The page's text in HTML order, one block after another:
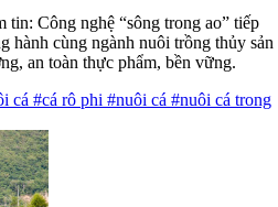
tin: Công nghệ “sông trong ao” tiếp
hành cùng ngành nuôi trồng thủy sản
an toàn thực phẩm, bền vững.
cá #cá rô phi #nuôi cá #nuôi cá trong